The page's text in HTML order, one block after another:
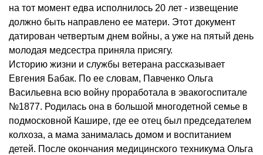
на тот момент едва исполнилось 20 лет - извещение
должно быть направлено ее матери. Этот документ
датирован четвертым днем войны, а уже на пятый день
молодая медсестра приняла присягу.
Историю жизни и службы ветерана рассказывает
Евгения Бабак. По ее словам, Павченко Ольга
Васильевна всю войну проработала в эвакогоспитале
№1877. Родилась она в большой многодетной семье в
подмосковной Кашире, где ее отец был председателем
колхоза, а мама занималась домом и воспитанием
детей. После окончания медицинского техникума Ольга